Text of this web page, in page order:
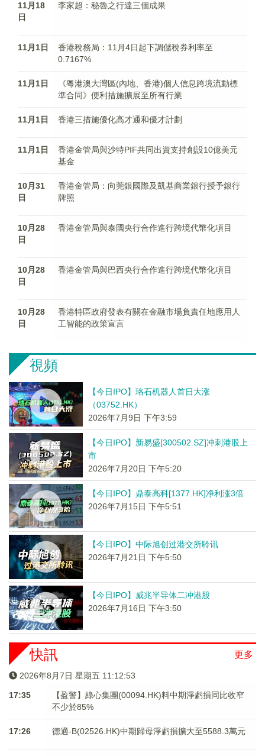
11月18
日
李家超：秘魯之行達三個成果
11月1日
香港稅務局：11月4日起下調儲稅券利率至
0.7167%
11月1日
​《粵港澳大灣區(內地、香港)個人信息跨境流動標
準合同》便利措施擴展至所有行業
11月1日 香港三措施優化高才通和優才計劃
11月1日
香港金管局與沙特PIF共同出資支持創設10億美元
基金
10月31
日
香港金管局：向莞銀國際及凱基商業銀行授予銀行
牌照
10月28
日
香港金管局與泰國央行合作進行跨境代幣化項目
10月28
日
香港金管局與巴西央行合作進行跨境代幣化項目
10月28
日
香港特區政府發表有關在金融市場負責任地應用人
工智能的政策宣言
視頻
【今日IPO】珞石机器人首日大涨
（03752.HK）
2026年7月9日 下午3:59
【今日IPO】新易盛[300502.SZ]冲刺港股上
市
2026年7月20日 下午5:20
【今日IPO】鼎泰高科[1377.HK]净利涨3倍
2026年7月15日 下午5:51
【今日IPO】中际旭创过港交所聆讯
2026年7月21日 下午5:50
【今日IPO】威兆半导体二冲港股
2026年7月16日 下午3:50
更多
快訊
2026年8月7日 星期五 11:12:54
17:35
【盈警】綠心集團(00094.HK)料中期淨虧損同比收窄
不少於85%
17:26 德適-B(02526.HK)中期歸母淨虧損擴大至5588.3萬元